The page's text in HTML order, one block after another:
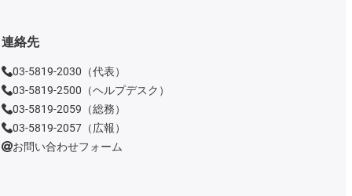
連絡先
03-5819-2030（代表）
03-5819-2500（ヘルプデスク）
03-5819-2059（総務）
03-5819-2057（広報）
お問い合わせフォーム